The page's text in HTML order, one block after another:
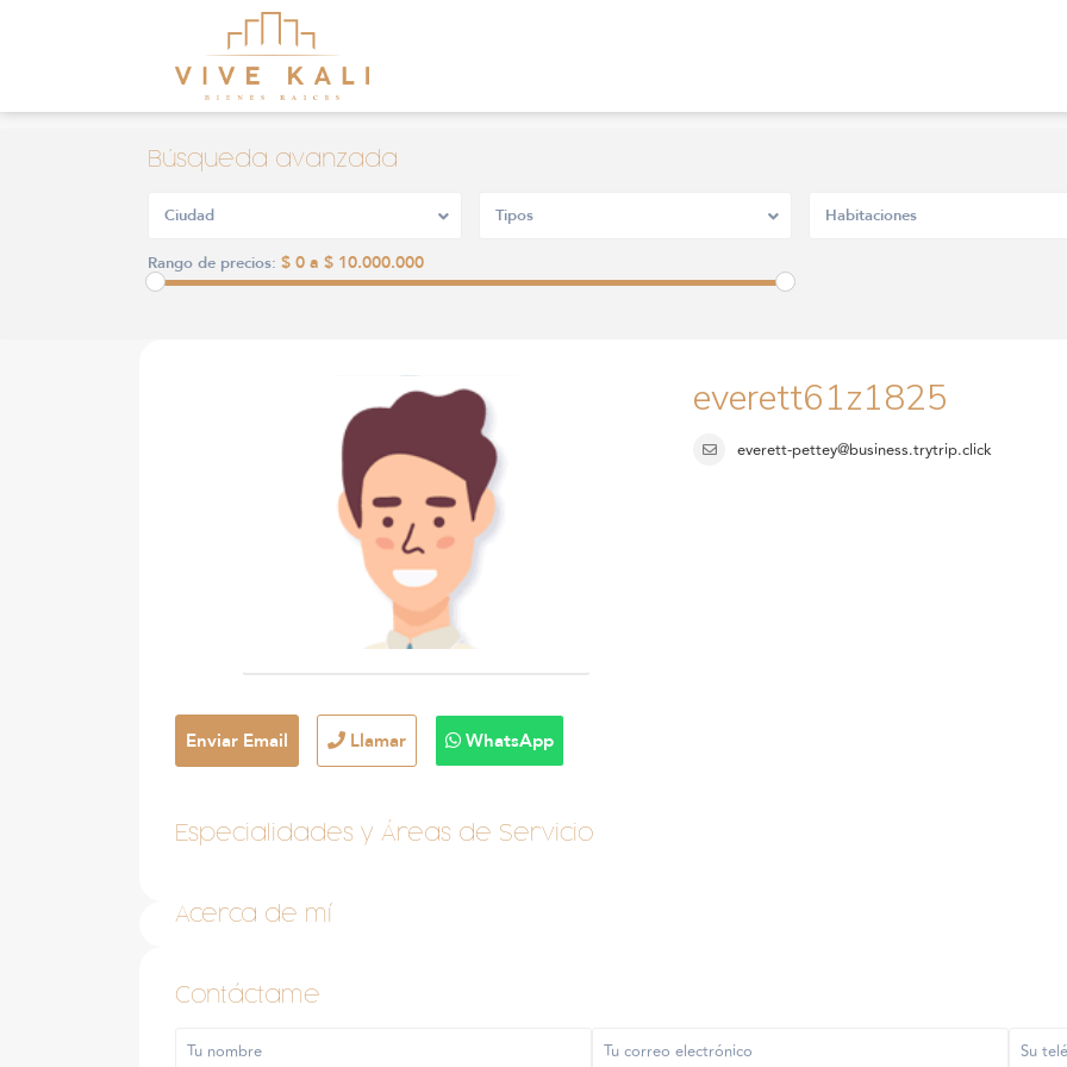
Búsqueda avanzada
Ciudad Tipos Habitaciones
Rango de precios: $ 0 a $ 10.000.000
everett61z1825
everett-pettey@business.trytrip.click
Enviar Email Llamar WhatsApp
Especialidades y Áreas de Servicio
Acerca de mí
Contáctame